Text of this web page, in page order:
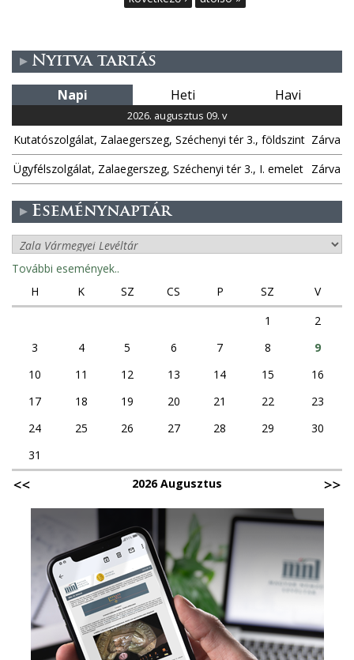
a
l
a
k
Nyitva tartás
Napi Heti Havi
2026. augusztus 09. v
Kutatószolgálat, Zalaegerszeg, Széchenyi tér 3., földszint Zárva
Ügyfélszolgálat, Zalaegerszeg, Széchenyi tér 3., I. emelet Zárva
Eseménynaptár
További események..
H
K SZ CS P SZ
V
1
2
3
4 5 6 7 8
9
10
11 12 13 14 15
16
17
18 19 20 21 22
23
24
25 26 27 28 29
30
31
2026 Augusztus